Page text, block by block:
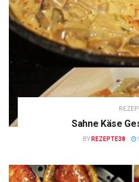
Sahne Käse
BY REZEPTE38